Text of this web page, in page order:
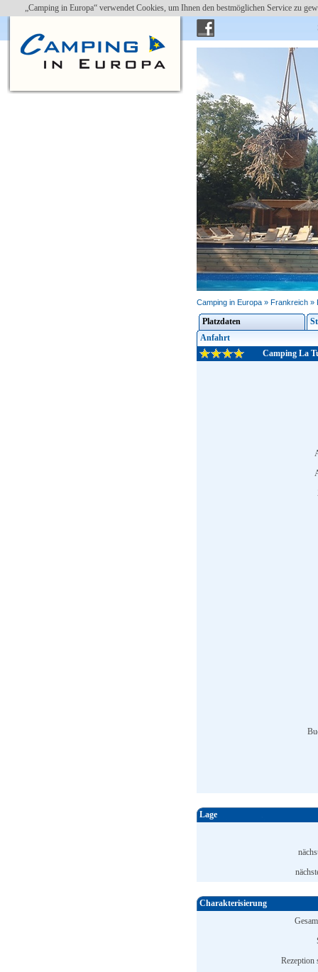
„Camping in Europa“ verwendet Cookies, um Ihnen den bestmöglichen Service zu
Glamping ist auch
Camping in Europa » Frankreich »
Platzdaten
Anfahrt
Camping La
Lage
Charakterisierung
Rezeption